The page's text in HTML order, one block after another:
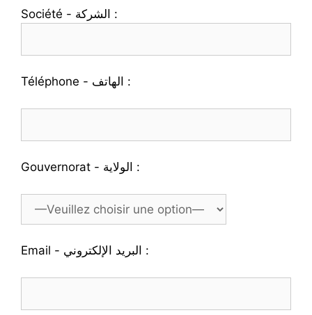
Société - الشركة :
Téléphone - الهاتف :
Gouvernorat - الولاية :
Email - البريد الإلكتروني :